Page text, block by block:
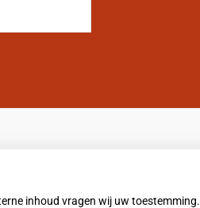
te zien.
inhoud vragen wij uw toestemming.